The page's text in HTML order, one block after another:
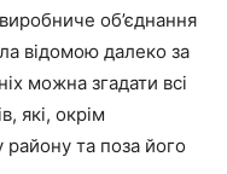
об’єднання
відомою далеко за
можна згадати всі
які, окрім
району та поза його